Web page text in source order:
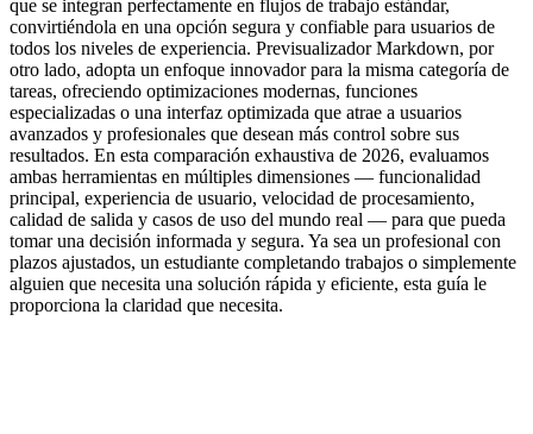
que se integran perfectamente en flujos de trabajo estándar,
convirtiéndola en una opción segura y confiable para usuarios de
todos los niveles de experiencia. Previsualizador Markdown, por
otro lado, adopta un enfoque innovador para la misma categoría de
tareas, ofreciendo optimizaciones modernas, funciones
especializadas o una interfaz optimizada que atrae a usuarios
avanzados y profesionales que desean más control sobre sus
resultados. En esta comparación exhaustiva de 2026, evaluamos
ambas herramientas en múltiples dimensiones — funcionalidad
principal, experiencia de usuario, velocidad de procesamiento,
calidad de salida y casos de uso del mundo real — para que pueda
tomar una decisión informada y segura. Ya sea un profesional con
plazos ajustados, un estudiante completando trabajos o simplemente
alguien que necesita una solución rápida y eficiente, esta guía le
proporciona la claridad que necesita.